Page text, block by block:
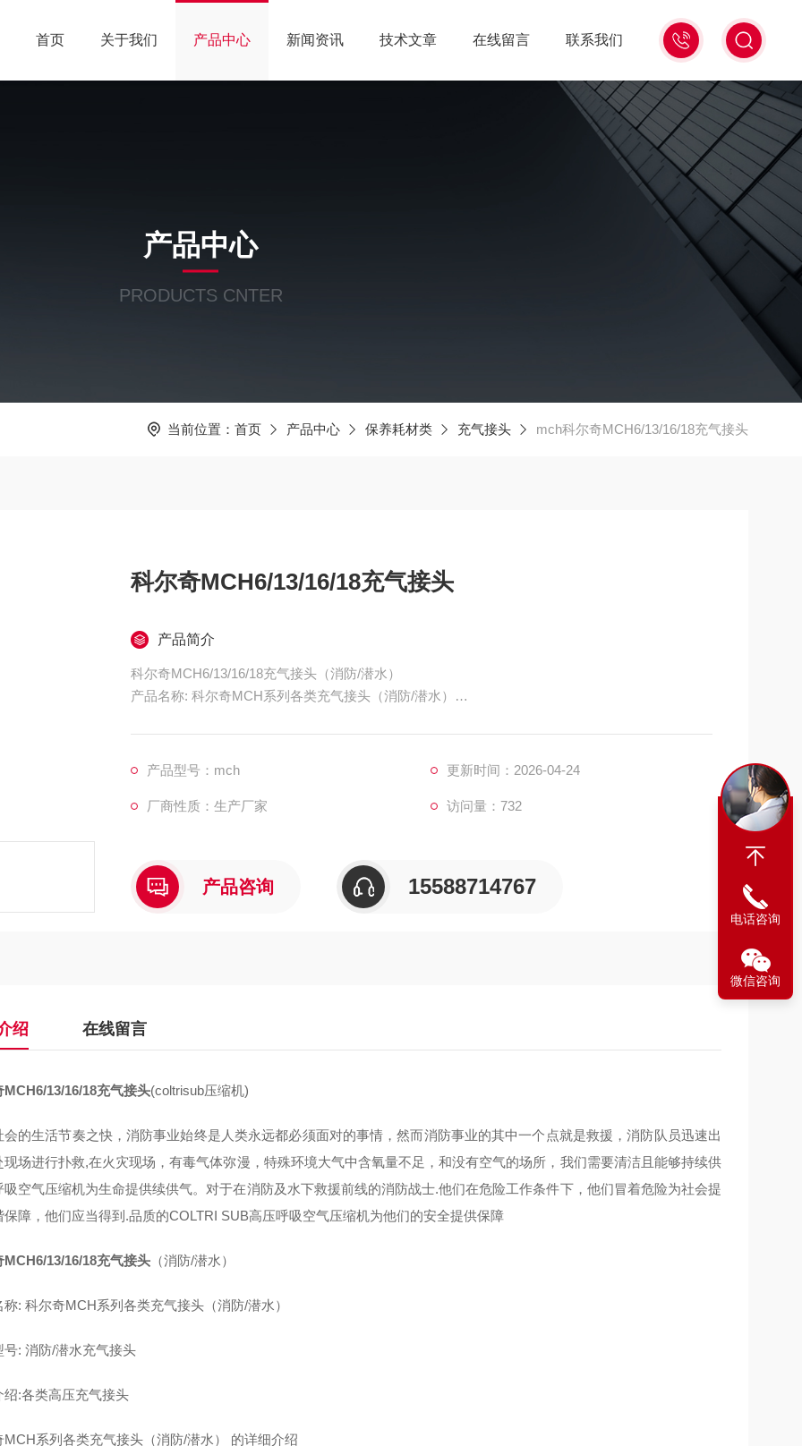
15006471345
首页 关于我们 产品中心 新闻资讯 技术文章 在线留言 联系我们
产品中心
PRODUCTS CNTER
当前位置： 首页 产品中心 保养耗材类 充气接头 mch科尔奇MCH6/13/16/18充气接头
科尔奇MCH6/13/16/18充气接头
产品简介
科尔奇MCH6/13/16/18充气接头（消防/潜水）
产品名称: 科尔奇MCH系列各类充气接头（消防/潜水）
产品型号：mch
更新时间：2026-04-24
厂商性质：生产厂家 访问量：732
产品咨询 15588714767
绍 在线留言
MCH6/13/16/18充气接头(coltrisub压缩机)
会的生活节奏之快，消防事业始终是人类永远都必须面对的事情，然而消防事业的其中一个点就是救援，消防队员迅速出
现场进行扑救,在火灾现场，有毒气体弥漫，特殊环境大气中含氧量不足，和没有空气的场所，我们需要清洁且能够持续供
吸空气压缩机为生命提供续供气。对于在消防及水下救援前线的消防战士.他们在危险工作条件下，他们冒着危险为社会提
保障，他们应当得到.品质的COLTRI SUB高压呼吸空气压缩机为他们的安全提供保障
MCH6/13/16/18充气接头（消防/潜水）
称: 科尔奇MCH系列各类充气接头（消防/潜水）
号: 消防/潜水充气接头
绍:各类高压充气接头
MCH系列各类充气接头（消防/潜水） 的详细介绍
电话咨询
微信咨询